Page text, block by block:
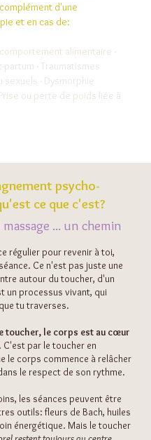
d'une
et en cas de:
alimentaire ·
· Traumatismes
sexuels · Dysmorphie
ou perte de poids liée à
psycho-
ce que c'est?
... un chemin
régulier pour revenir à toi,
Ce n'est pas juste une
autour du toucher, d'un
un processus vivant, qui
tu traverses.
toucher, le corps est au cœur
. C'est par le toucher en
le corps commence à relâcher
le respect de son rythme.
les séances peuvent être
outils: fleurs de Bach, huiles
énergétique. Mais le toucher